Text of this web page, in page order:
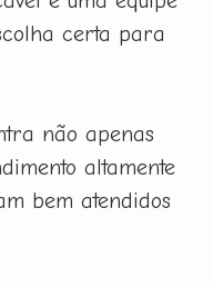
certa para
não apenas
altamente
bem atendidos